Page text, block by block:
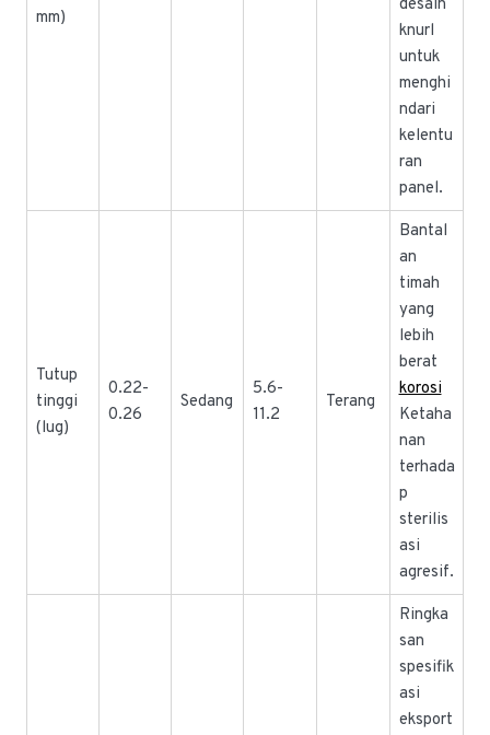
mm)
desain
knurl
untuk
menghi
ndari
kelentu
ran
panel.
Tutup
tinggi
(lug)
0.22-
0.26
Sedang
5.6-
11.2
Terang
Bantal
an
timah
yang
lebih
berat
korosi
Ketaha
nan
terhada
p
sterilis
asi
agresif.
Ringka
san
spesifik
asi
eksport